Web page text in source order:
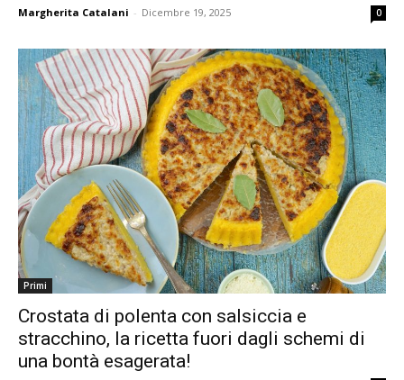
Margherita Catalani - Dicembre 19, 2025 0
Primi
Crostata di polenta con salsiccia e
stracchino, la ricetta fuori dagli schemi di
una bontà esagerata!